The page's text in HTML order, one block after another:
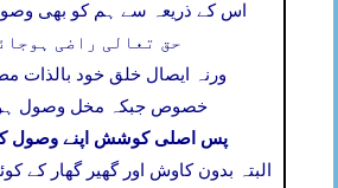
اس کے ذریعہ سے ہم کو بھی
حق تعالی راضی
ورنہ ایصال خلق خود بالذات
خصوص جبکہ مخل وصول
پس اصلی کوشش اپنے وصول کے
البتہ بدون کاوش اور گھیر گھار کے